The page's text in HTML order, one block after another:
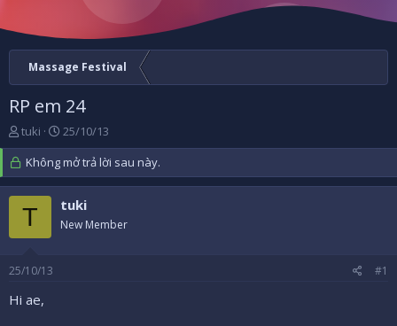
Massage Festival
RP em 24
B
ắ
đ
ầ
u
tuki
N
g
à
y
ắ
t
25/10/13
Không mở trả lời sau này.
T tuki
New Member
25/10/13 #1
Hi ae,